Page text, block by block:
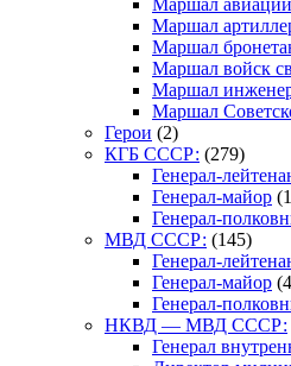
Маршал
Маршал
Маршал войск
Маршал
Маршал
Герои (2)
КГБ СССР: (279)
Генерал-
Генерал-майор
Генерал-
МВД СССР: (145)
Генерал-
Генерал-майор
Генерал-
НКВД — МВД СССР:
Генерал